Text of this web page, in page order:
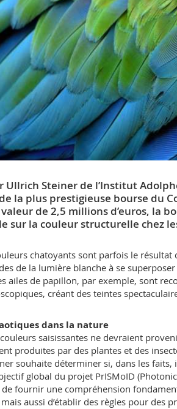
Ullrich Steiner de l’Institut
la plus prestigieuse bourse du
valeur de 2,5 millions d’euros, la
sur la couleur structurelle chez
chatoyants sont parfois le
de la lumière blanche à se
ailes de papillon, par exemple, sont
créant des teintes
dans la nature
saisissantes ne devraient
produites par des plantes et des
souhaite déterminer si, dans les
global du projet PrISMoID
fournir une compréhension
aussi d’établir des règles pour des